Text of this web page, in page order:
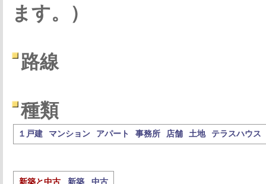
ます。）
路線
種類
１戸建 マンション アパート 事務所 店舗 土地 テラスハウス
新築と中古 新築 中古